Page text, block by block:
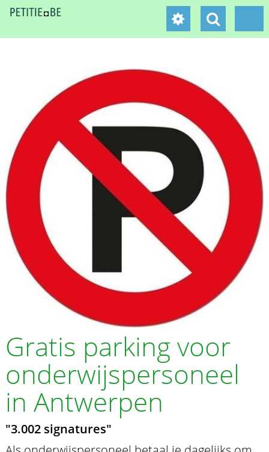
Gratis parking voor
onderwijspersoneel
in Antwerpen
"3.002 signatures"